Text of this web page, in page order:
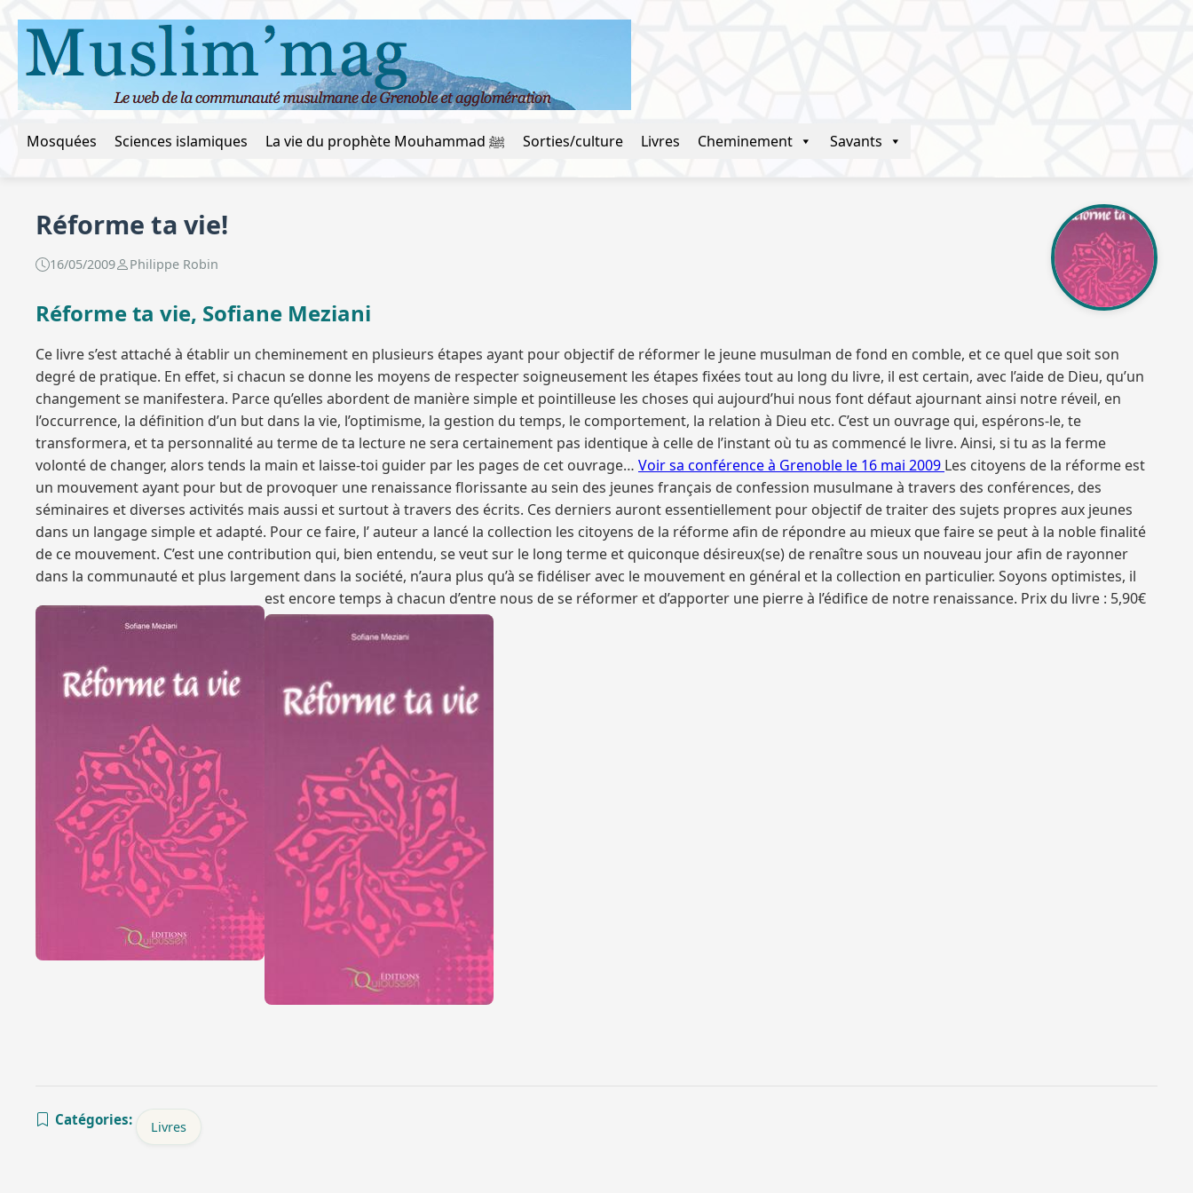
Mosquées Sciences islamiques La vie du prophète Mouhammad ﷺ Sorties/culture Livres Cheminement Savants
Réforme ta vie!
16/05/2009 Philippe Robin
Réforme ta vie, Sofiane Meziani
Ce livre s’est attaché à établir un cheminement en plusieurs étapes ayant pour objectif de réformer le jeune musulman de fond en comble, et ce quel que soit son
degré de pratique. En effet, si chacun se donne les moyens de respecter soigneusement les étapes fixées tout au long du livre, il est certain, avec l’aide de Dieu, qu’un
changement se manifestera. Parce qu’elles abordent de manière simple et pointilleuse les choses qui aujourd’hui nous font défaut ajournant ainsi notre réveil, en
l’occurrence, la définition d’un but dans la vie, l’optimisme, la gestion du temps, le comportement, la relation à Dieu etc. C’est un ouvrage qui, espérons-le, te
transformera, et ta personnalité au terme de ta lecture ne sera certainement pas identique à celle de l’instant où tu as commencé le livre. Ainsi, si tu as la ferme
volonté de changer, alors tends la main et laisse-toi guider par les pages de cet ouvrage… Voir sa conférence à Grenoble le 16 mai 2009 Les citoyens de la réforme est
un mouvement ayant pour but de provoquer une renaissance florissante au sein des jeunes français de confession musulmane à travers des conférences, des
séminaires et diverses activités mais aussi et surtout à travers des écrits. Ces derniers auront essentiellement pour objectif de traiter des sujets propres aux jeunes
dans un langage simple et adapté. Pour ce faire, l’ auteur a lancé la collection les citoyens de la réforme afin de répondre au mieux que faire se peut à la noble finalité
de ce mouvement. C’est une contribution qui, bien entendu, se veut sur le long terme et quiconque désireux(se) de renaître sous un nouveau jour afin de rayonner
dans la communauté et plus largement dans la société, n’aura plus qu’à se fidéliser avec le mouvement en général et la collection en particulier. Soyons optimistes, il
est encore temps à chacun d’entre nous de se réformer et d’apporter une pierre à l’édifice de notre renaissance. Prix du livre : 5,90€
Catégories: Livres